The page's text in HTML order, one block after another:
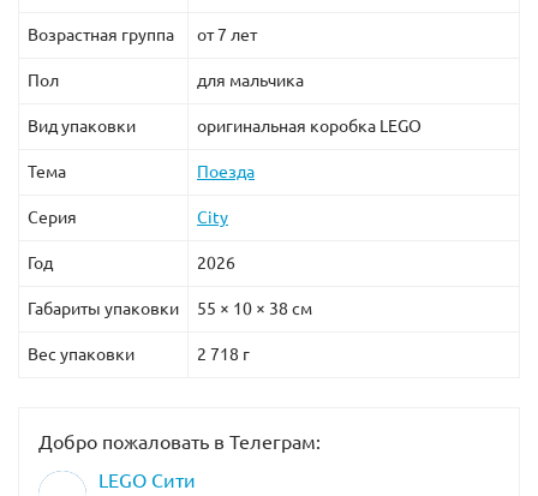
Возрастная группа от 7 лет
Пол для мальчика
Вид упаковки оригинальная коробка LEGO
Тема Поезда
Серия City
Год 2026
Габариты упаковки 55 × 10 × 38 см
Вес упаковки 2 718 г
Добро пожаловать в Телеграм:
LEGO Сити